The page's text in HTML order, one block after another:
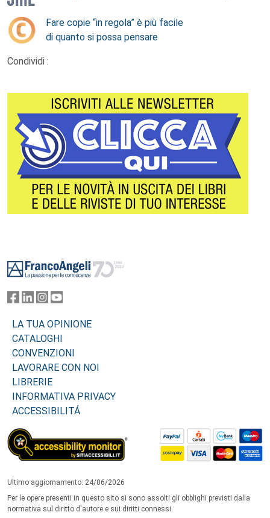
Fare copie “in regola” è più facile
di quanto si possa pensare
Condividi :
LA TUA OPINIONE
CATALOGHI
CONVENZIONI
LAVORARE CON NOI
LIBRERIE
INFORMATIVA PRIVACY
ACCESSIBILITÁ
Ultimo aggiornamento: 24/06/2026
Per le opere presenti in questo sito si sono assolti gli obblighi previsti dalla
normativa sul diritto d'autore e sui diritti connessi.